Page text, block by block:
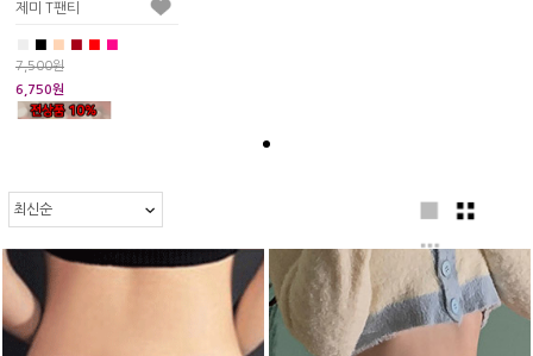
제미 T팬티
■ ■ ■ ■
7,500원
6,750원